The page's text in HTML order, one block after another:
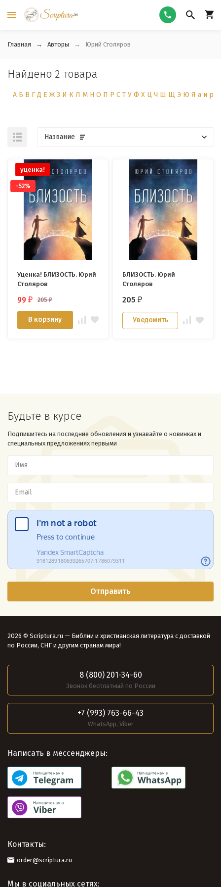
Главная Авторы Юрий Столяров
Найдено 2 товара
А Б В Г Д Е Ж З И К Л М Н О П Р С Т У Ф Х Ц Ч Ш Щ Э Ю Я а и р
Название
уценка!
-52%
Уценка! БЛИЗОСТЬ. Юрий
Столяров
99₽ 205₽
В корзину
БЛИЗОСТЬ. Юрий
Столяров
205₽
Уведомить
Будьте в курсе
Подпишитесь на последние обновления и узнавайте о новинках и
специальных предложениях первыми
2026 © Scriptura.ru — Библии и христианская литература с доставкой
по России, СНГ и другим странам мира!
8 (800) 201-34-60
Звонок бесплатный по России
+7 (993) 763-66-43
WhatsApp, Viber
Написать в мессенджеры:
Контакты:
order@scriptura.ru
Мы в социальных сетях: